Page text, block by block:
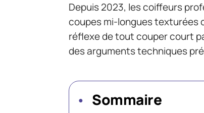
Depuis 2023, les coiffeurs
coupes mi-longues texturées
réflexe de tout couper court
des arguments techniques
Sommaire